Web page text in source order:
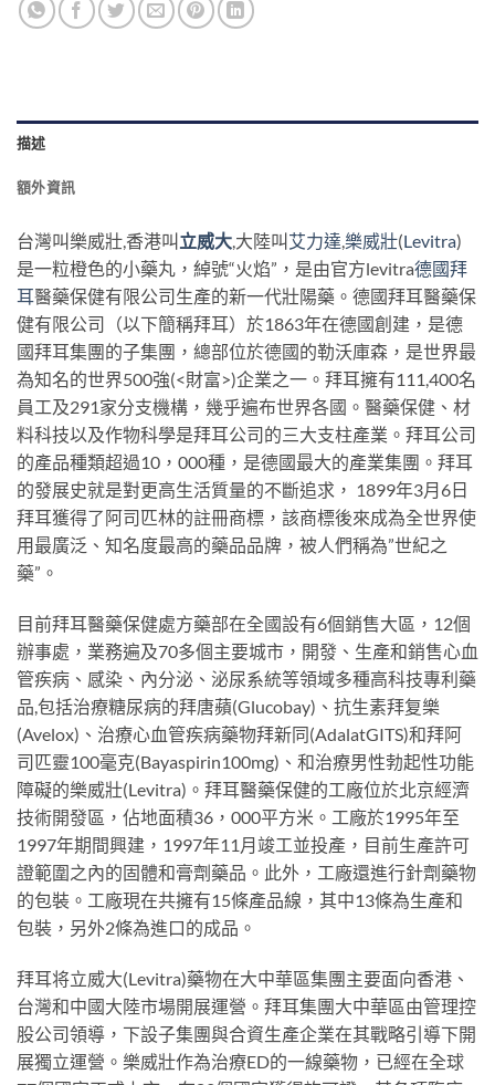
描述
額外資訊
台灣叫樂威壯,香港叫立威大,大陸叫艾力達,樂威壯(Levitra)
是一粒橙色的小藥丸，綽號“火焰”，是由官方levitra德國拜
耳醫藥保健有限公司生產的新一代壯陽藥。德國拜耳醫藥保
健有限公司（以下簡稱拜耳）於1863年在德國創建，是德
國拜耳集團的子集團，總部位於德國的勒沃庫森，是世界最
為知名的世界500強(<財富>)企業之一。拜耳擁有111,400名
員工及291家分支機構，幾乎遍布世界各國。醫藥保健、材
料科技以及作物科學是拜耳公司的三大支柱產業。拜耳公司
的產品種類超過10，000種，是德國最大的產業集團。拜耳
的發展史就是對更高生活質量的不斷追求， 1899年3月6日
拜耳獲得了阿司匹林的註冊商標，該商標後來成為全世界使
用最廣泛、知名度最高的藥品品牌，被人們稱為”世紀之
藥”。
目前拜耳醫藥保健處方藥部在全國設有6個銷售大區，12個
辦事處，業務遍及70多個主要城市，開發、生產和銷售心血
管疾病、感染、內分泌、泌尿系統等領域多種高科技專利藥
品,包括治療糖尿病的拜唐蘋(Glucobay)、抗生素拜复樂
(Avelox)、治療心血管疾病藥物拜新同(AdalatGITS)和拜阿
司匹靈100毫克(Bayaspirin100mg)、和治療男性勃起性功能
障礙的樂威壯(Levitra)。拜耳醫藥保健的工廠位於北京經濟
技術開發區，佔地面積36，000平方米。工廠於1995年至
1997年期間興建，1997年11月竣工並投產，目前生產許可
證範圍之內的固體和膏劑藥品。此外，工廠還進行針劑藥物
的包裝。工廠現在共擁有15條產品線，其中13條為生產和
包裝，另外2條為進口的成品。
拜耳将立威大(Levitra)藥物在大中華區集團主要面向香港、
台灣和中國大陸市場開展運營。拜耳集團大中華區由管理控
股公司領導，下設子集團與合資生產企業在其戰略引導下開
展獨立運營。樂威壯作為治療ED的一線藥物，已經在全球